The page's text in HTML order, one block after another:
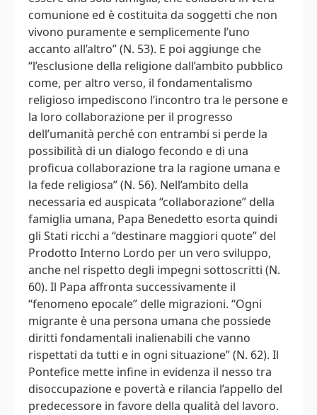
comunione ed è costituita da soggetti che non
vivono puramente e semplicemente l’uno
accanto all’altro” (N. 53). E poi aggiunge che
“l’esclusione della religione dall’ambito pubblico
come, per altro verso, il fondamentalismo
religioso impediscono l’incontro tra le persone e
la loro collaborazione per il progresso
dell’umanità perché con entrambi si perde la
possibilità di un dialogo fecondo e di una
proficua collaborazione tra la ragione umana e
la fede religiosa” (N. 56). Nell’ambito della
necessaria ed auspicata “collaborazione” della
famiglia umana, Papa Benedetto esorta quindi
gli Stati ricchi a “destinare maggiori quote” del
Prodotto Interno Lordo per un vero sviluppo,
anche nel rispetto degli impegni sottoscritti (N.
60). Il Papa affronta successivamente il
“fenomeno epocale” delle migrazioni. “Ogni
migrante è una persona umana che possiede
diritti fondamentali inalienabili che vanno
rispettati da tutti e in ogni situazione” (N. 62). Il
Pontefice mette infine in evidenza il nesso tra
disoccupazione e povertà e rilancia l’appello del
predecessore in favore della qualità del lavoro.